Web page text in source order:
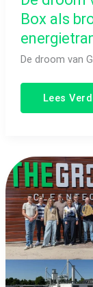
Box als
De droom van
Lees
Nieuws:
Sagax
overname,
6MW